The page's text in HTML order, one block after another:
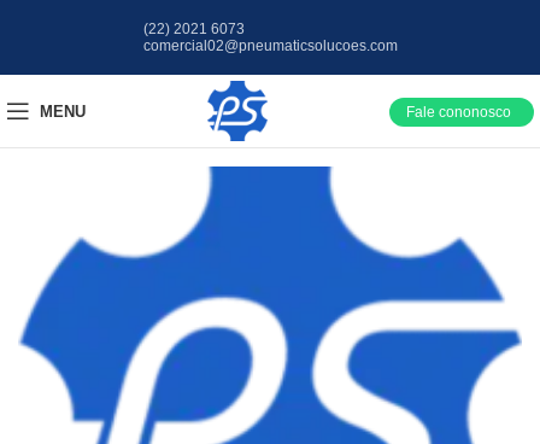
(22) 2021 6073
comercial02@pneumaticsolucoes.com
MENU Fale cononosco